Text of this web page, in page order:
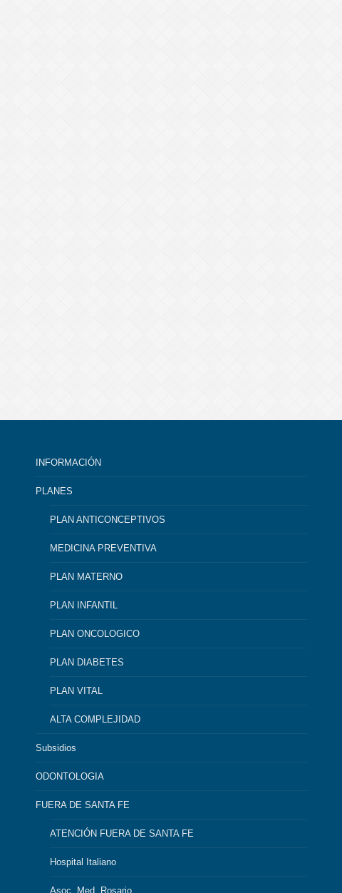
INFORMACIÓN
PLANES
PLAN ANTICONCEPTIVOS
MEDICINA PREVENTIVA
PLAN MATERNO
PLAN INFANTIL
PLAN ONCOLOGICO
PLAN DIABETES
PLAN VITAL
ALTA COMPLEJIDAD
Subsidios
ODONTOLOGIA
FUERA DE SANTA FE
ATENCIÓN FUERA DE SANTA FE
Hospital Italiano
Asoc. Med. Rosario